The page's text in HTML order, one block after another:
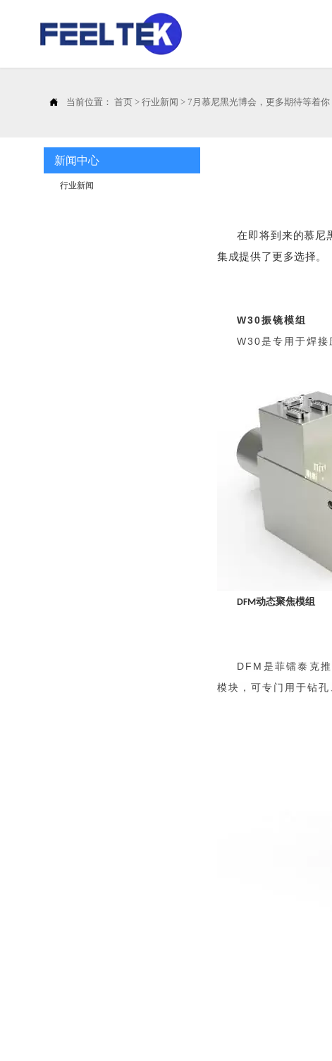
 当前位置：首页 >行业新闻 > 7月慕尼黑光博会，更多期待等着你
新闻中心
行业新闻
在即将到来的慕尼
集成提供了更多选择。
W30振镜模组
W30是专用于焊
DFM动态聚焦模组
DFM 是菲镭泰克
模块，可专门用于钻